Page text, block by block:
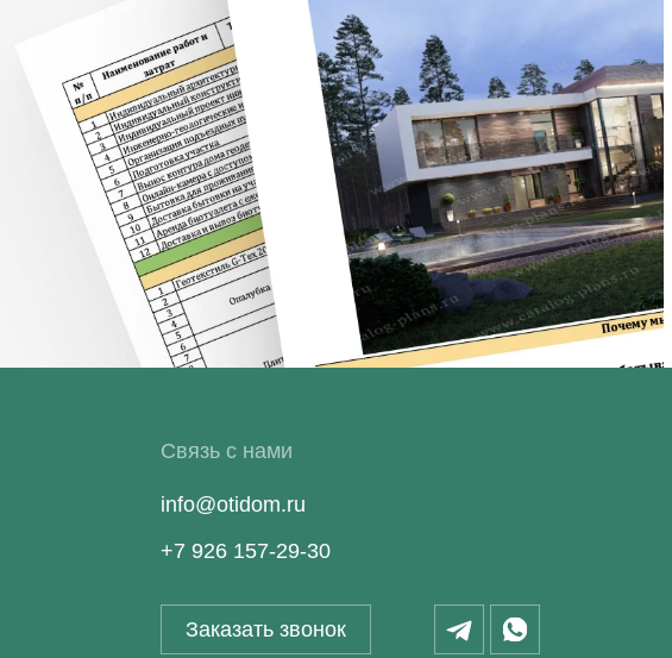
Связь с нами
info@otidom.ru
+7 926 157-29-30
Заказать звонок